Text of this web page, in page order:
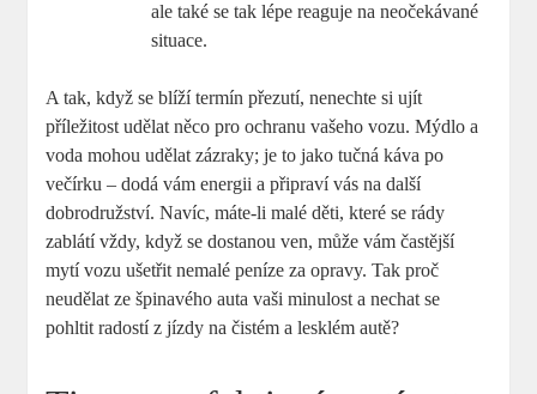
ale také se tak lépe reaguje na neočekávané
situace.
A tak, když se blíží termín přezutí, nenechte si ujít
příležitost udělat něco pro ochranu vašeho vozu. Mýdlo a
voda mohou udělat zázraky; je to jako tučná káva po
večírku – dodá vám energii a připraví vás na další
dobrodružství. Navíc, máte-li malé děti, které se rády
zablátí vždy, když se dostanou ven, může vám častější
mytí vozu ušetřit nemalé peníze za opravy. Tak proč
neudělat ze špinavého auta vaši minulost a nechat se
pohltit radostí z jízdy na čistém a lesklém autě?